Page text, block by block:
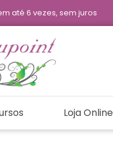
até 6 vezes, sem juros
Loja Online